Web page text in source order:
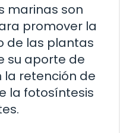
marinas son
promover la
de las plantas
su aporte de
la retención de
la fotosíntesis